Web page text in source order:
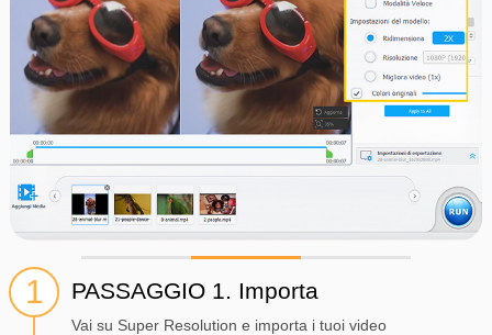
PASSAGGIO 1. Importa
Vai su Super Resolution e importa i tuoi video